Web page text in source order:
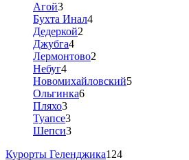
Агой3
Бухта Инал4
Дедеркой2
Джубга4
Лермонтово2
Небуг4
Новомихайловский5
Ольгинка6
Пляхо3
Туапсе3
Шепси3
Курорты Геленджика124